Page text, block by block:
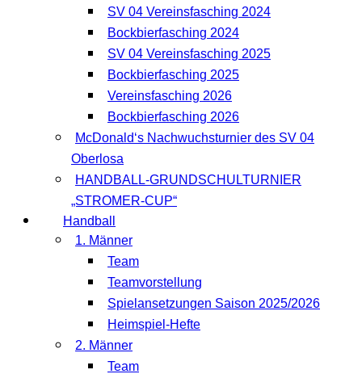
SV 04 Vereinsfasching 2024
Bockbierfasching 2024
SV 04 Vereinsfasching 2025
Bockbierfasching 2025
Vereinsfasching 2026
Bockbierfasching 2026
McDonald‘s Nachwuchsturnier des SV 04
Oberlosa
HANDBALL-GRUNDSCHULTURNIER
„STROMER-CUP“
Handball
1. Männer
Team
Teamvorstellung
Spielansetzungen Saison 2025/2026
Heimspiel-Hefte
2. Männer
Team